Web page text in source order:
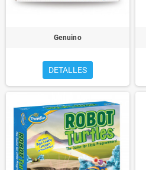
Genuino
DETALLES